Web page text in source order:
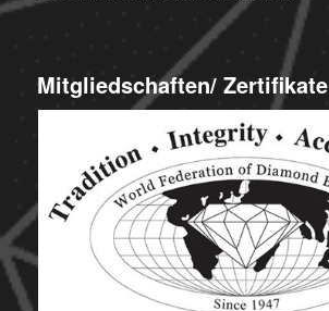
Mitgliedschaften/ Zertifikate